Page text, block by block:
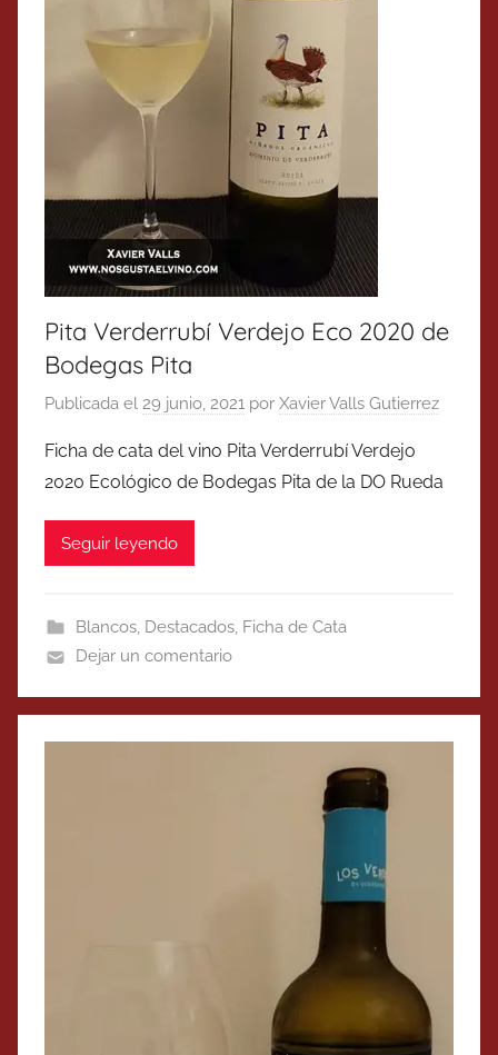
Pita Verderrubí Verdejo Eco 2020 de
Bodegas Pita
Publicada el 29 junio, 2021 por Xavier Valls Gutierrez
Ficha de cata del vino Pita Verderrubí Verdejo
2020 Ecológico de Bodegas Pita de la DO Rueda
Seguir leyendo
Blancos, Destacados, Ficha de Cata
Dejar un comentario